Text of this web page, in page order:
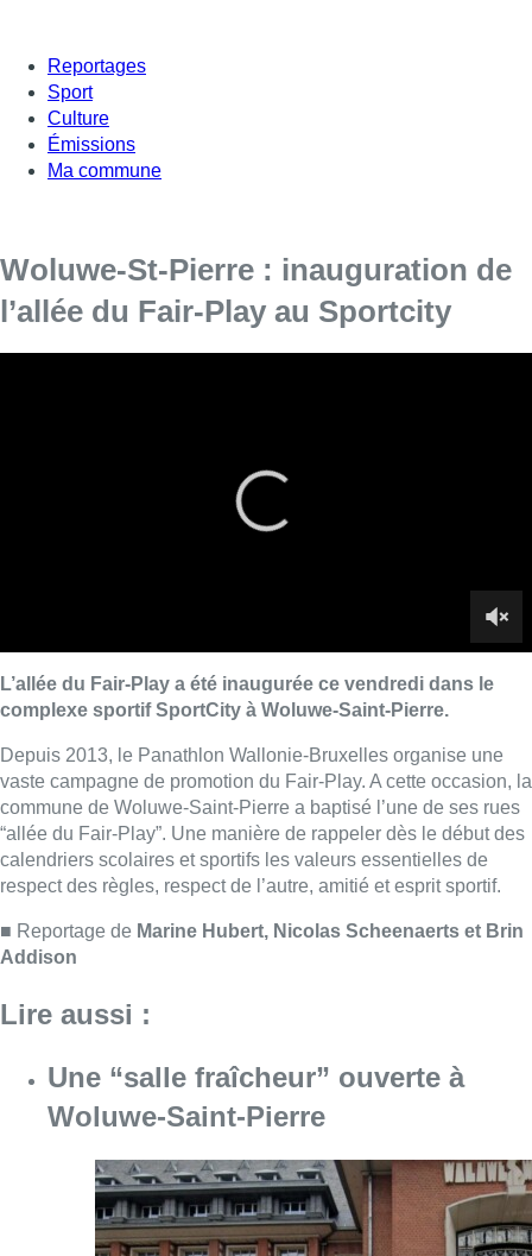
Reportages
Sport
Culture
Émissions
Ma commune
Woluwe-St-Pierre : inauguration de
l’allée du Fair-Play au Sportcity
commune de Woluwe-Saint-Pierre a baptisé l’une de ses rues
Une manière de rappeler dès le début des
Nicolas Scheenaerts et Brin
Lire aussi :
Une “salle fraîcheur” ouverte à
Woluwe-Saint-Pierre
15 juillet 2026Consulter l'article "Une “salle fraîcheur”